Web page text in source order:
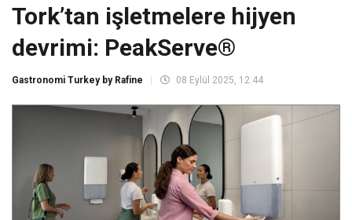
Tork’tan işletmelere hijyen
devrimi: PeakServe®
Gastronomi Turkey by Rafine 08 Eylül 2025, 12:44